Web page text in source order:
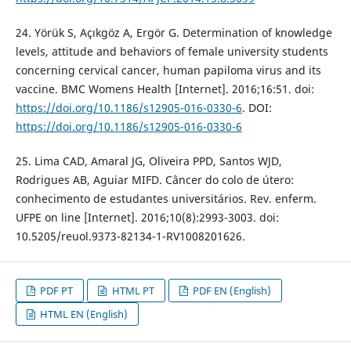
24. Yörük S, Açıkgöz A, Ergör G. Determination of knowledge
levels, attitude and behaviors of female university students
concerning cervical cancer, human papiloma virus and its
vaccine. BMC Womens Health [Internet]. 2016;16:51. doi:
https://doi.org/10.1186/s12905-016-0330-6. DOI:
https://doi.org/10.1186/s12905-016-0330-6
25. Lima CAD, Amaral JG, Oliveira PPD, Santos WJD,
Rodrigues AB, Aguiar MIFD. Câncer do colo de útero:
conhecimento de estudantes universitários. Rev. enferm.
UFPE on line [Internet]. 2016;10(8):2993-3003. doi:
10.5205/reuol.9373-82134-1-RV1008201626.
PDF PT HTML PT
PDF EN (English)
HTML EN (English)